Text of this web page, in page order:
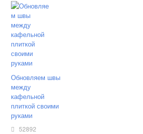
Обновляем швы
между
кафельной
плиткой своими
руками
52892